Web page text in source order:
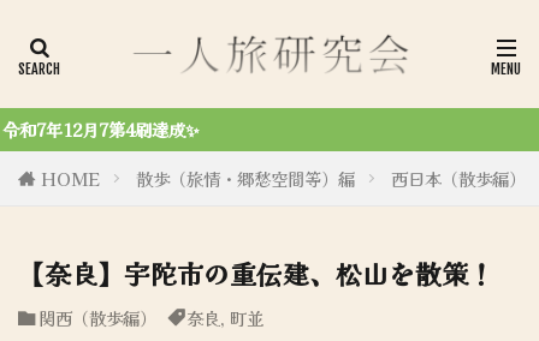
HOME
散歩（旅情・郷愁空間等）編 西日本（散歩編）
【奈良】宇陀市の重伝建、松山を散策！
関西（散歩編） 奈良, 町並